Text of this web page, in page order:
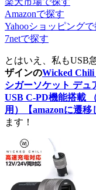
Amazonで探す
Yahooショッピング
7netで探す
とはいえ、私もUSB
ザインのWicked Chili
シガーソケット デュ
USB C-PD機能搭載
用）
【amazonに遷移
ます！